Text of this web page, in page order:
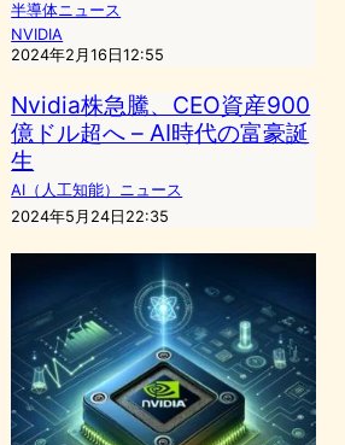
半導体ニュース
NVIDIA
2024年2月16日12:55
Nvidia株急騰、CEO資産900
億ドル超へ – AI時代の富豪誕
生
AI（人工知能）ニュース
2024年5月24日22:35